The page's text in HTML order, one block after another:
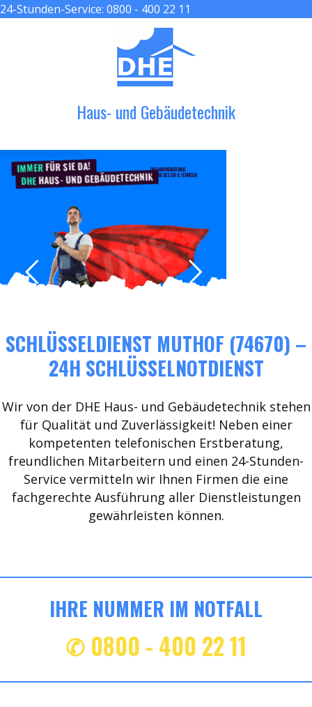
24-Stunden-Service: 0800 - 400 22 11
Haus- und Gebäudetechnik
IMMERFÜR SIE DA!
DHEHAUS- UND GEBÄUDETECHNIK
DER HANDWERKER ENGEL
GRÖßER, BESSER & SCHNELLER
SCHLÜSSELDIENST MUTHOF (74670) –
24H SCHLÜSSELNOTDIENST
Wir von der DHE Haus- und Gebäudetechnik stehen
für Qualität und Zuverlässigkeit! Neben einer
kompetenten telefonischen Erstberatung,
freundlichen Mitarbeitern und einen 24-Stunden-
Service vermitteln wir Ihnen Firmen die eine
fachgerechte Ausführung aller Dienstleistungen
gewährleisten können.
IHRE NUMMER IM NOTFALL
✆ 0800 - 400 22 11